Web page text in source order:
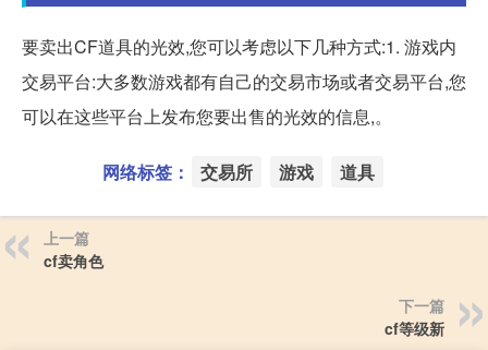
要卖出CF道具的光效,您可以考虑以下几种方式:1. 游戏内
交易平台:大多数游戏都有自己的交易市场或者交易平台,您
可以在这些平台上发布您要出售的光效的信息,。
网络标签： 交易所 游戏 道具
上一篇
cf卖角色
下一篇
cf等级新